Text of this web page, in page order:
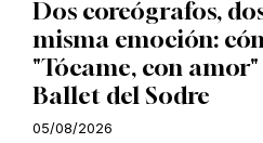
Dos coreógrafos,
misma emoción:
"Tócame, con
Ballet del Sodre
05/08/2026